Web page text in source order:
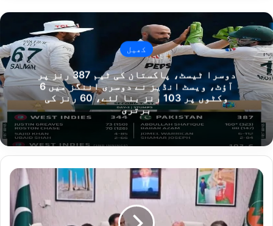
کھیل
دوسرا ٹیسٹ، پاکستان کی ٹیم 387 رنز پر
آؤٹ، ویسٹ انڈیز نے دوسری اننگز میں 6
وکٹوں پر 103 رنز بنا لئے، 60 رنز کی
برتری
ضلع
کیچ
میں
ڈسٹرکٹ